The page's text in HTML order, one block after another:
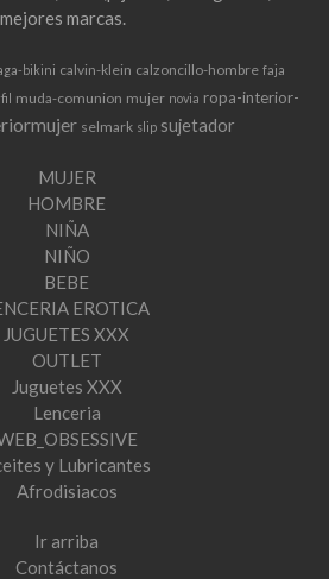
mejores marcas.
bikini calvin-klein calzoncillo-hombre faja
muda-comunion mujer novia ropa-interior-
selmark slip sujetador
MUJER
HOMBRE
NIÑA
NIÑO
BEBE
EROTICA
JUGUETES XXX
OUTLET
Juguetes XXX
Lenceria
y Lubricantes
Afrodisiacos
Ir arriba
Contáctanos